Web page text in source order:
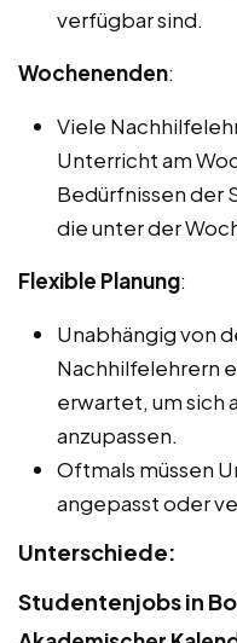
verfügbar sind.
Wochenenden:
Viele
Unterricht am
Bedürfnissen der
die unter der
Flexible Planung:
Unabhängig von
Nachhilfelehrern
erwartet, um sich
anzupassen.
Oftmals müssen
angepasst oder
Unterschiede:
Studentenjobs in